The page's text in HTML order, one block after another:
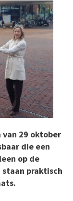
29 oktober
die een
op de
staan praktisch